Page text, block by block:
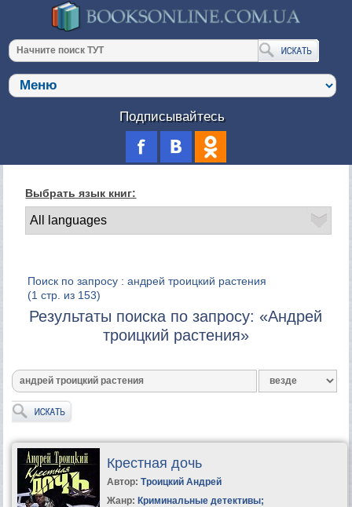
Подписывайтесь
Выбрать язык книг:
Поиск по запросу : андрей троицкий растения
(1 стр. из 153)
Результаты поиска по запросу: «Андрей
троицкий растения»
Крестная дочь
Автор: Троицкий Андрей
Жанр: Криминальные детективы;